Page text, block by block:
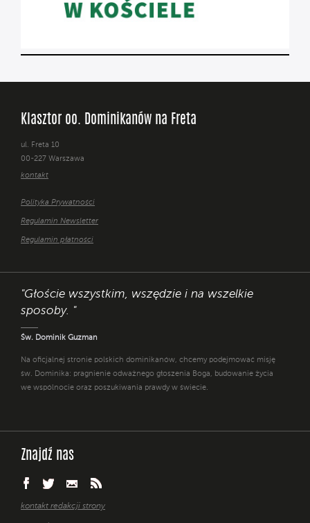
Klasztor oo. Dominikanów na Freta
ul. Freta 10
00-227 Warszawa
kontakt
Polityka Prywatności
Regulamin Newsletter
Regulamin płatności
"Głoście wszystkim, wszędzie i na wszelkie
sposoby. "
Św. Dominik Guzman
Na oficjalnej stronie polskich dominikanów, chcemy podejmować misję
św. Dominika: pragnienie odważnego głoszenia Boga, budowanie życia
we wspólnocie oraz poszukiwania prawdy w świecie.
Znajdź nas
kontakt redakcji strony